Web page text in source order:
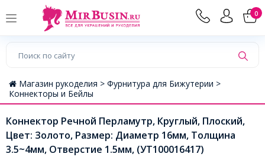
0
Магазин рукоделия > Фурнитура для Бижутерии >
Коннекторы и Бейлы
Коннектор Речной Перламутр, Круглый, Плоский,
Цвет: Золото, Размер: Диаметр 16мм, Толщина
3.5~4мм, Отверстие 1.5мм, (УТ100016417)